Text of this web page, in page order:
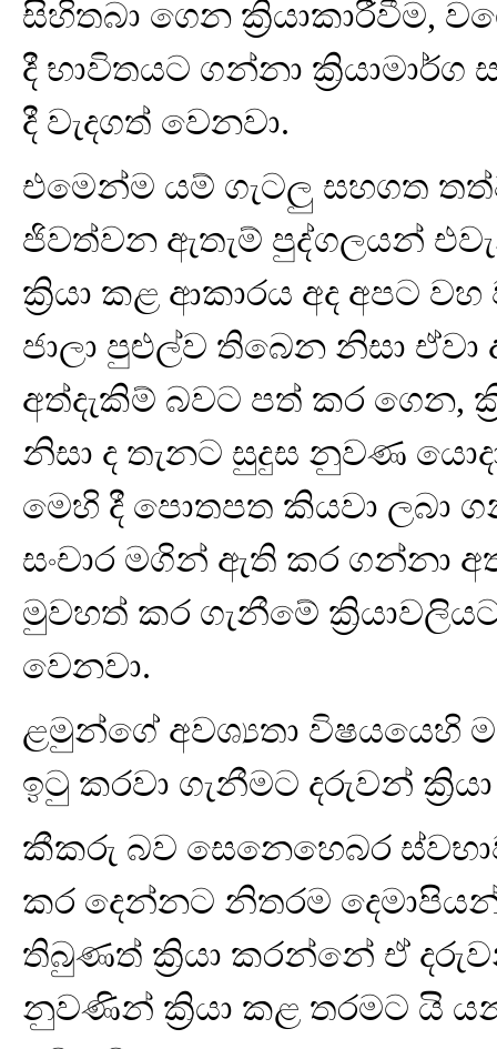
සිහිතබා ගෙන ක්‍රියාකාරීවීම,
දී භාවිතයට ගන්නා
දී වැදගත් වෙනවා.
එමෙන්ම යම් ගැටලු සහගත
ජිවත්වන ඇතැම් පුද්ගලයන්
ක්‍රියා කළ ආකාරය අද අපට
ජාලා පුළුල්ව තිබෙන නිසා
අත්දැකිම් බවට පත් කර ගෙන,
නිසා ද තැනට සුදුස නුවණ
මෙහි දී පොතපත කියවා ලබා
සංචාර මගින් ඇති කර ගන්නා
මුවහත් කර ගැනීමේ
වෙනවා.
ළමුන්ගේ අවශ්‍යතා විෂයයෙහි
ඉටු කරවා ගැනීමට දරුවන්
කීකරු බව සෙනෙහෙබර
කර දෙන්නට නිතරම
තිබුණත් ක්‍රියා කරන්නේ ඒ
නුවණින් ක්‍රියා කළ තරමට යි